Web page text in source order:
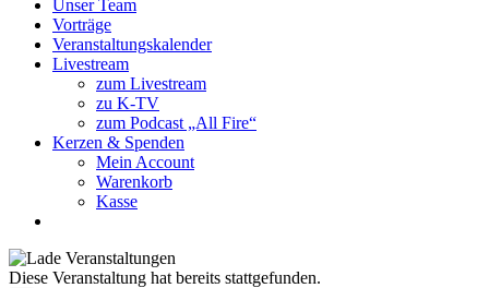
Unser Team
Vorträge
Veranstaltungskalender
Livestream
zum Livestream
zu K-TV
zum Podcast „All Fire“
Kerzen & Spenden
Mein Account
Warenkorb
Kasse
Diese Veranstaltung hat bereits stattgefunden.